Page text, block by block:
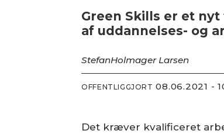
Green Skills er et
af uddannelses- og
StefanHolmager Larsen
OFFENTLIGGJORT 08.06.2021 -
Det kræver kvalificeret